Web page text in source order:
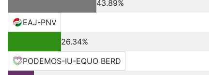
43.89%
EAJ-PNV
26.34%
PODEMOS-IU-EQUO BERD